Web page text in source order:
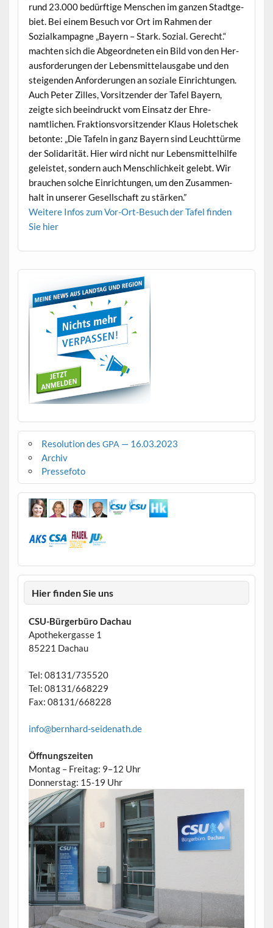
rund 23.000 bedürftige Men­schen im ganzen Stadt­ge­
bi­et. Bei einem Besuch vor Ort im Rah­men der
Sozialkam­pagne „Bay­ern – Stark. Sozial. Gerecht.“
macht­en sich die Abge­ord­neten ein Bild von den Her­
aus­forderun­gen der Lebens­mit­te­laus­gabe und den
steigen­den Anforderun­gen an soziale Ein­rich­tun­gen.
Auch Peter Zilles, Vor­sitzen­der der Tafel Bay­ern,
zeigte sich beein­druckt vom Ein­satz der Ehre­
namtlichen. Frak­tionsvor­sitzen­der Klaus Holetschek
betonte: „Die Tafeln in ganz Bay­ern sind Leucht­türme
der Sol­i­dar­ität. Hier wird nicht nur Lebens­mit­tel­hil­fe
geleis­tet, son­dern auch Men­schlichkeit gelebt. Wir
brauchen solche Ein­rich­tun­gen, um den Zusam­men­
halt in unser­er Gesellschaft zu stärken.”
Weit­ere Infos zum Vor-Ort-Besuch der Tafel find­en
Sie hier
Resolution des GPA — 16.03.2023
Archiv
Pressefoto
Hier finden Sie uns
CSU-Bürgerbüro Dachau
Apothekergasse 1
85221 Dachau
Tel: 08131/735520
Tel: 08131/668229
Fax: 08131/668228
info@bernhard-seidenath.de
Öffnungszeiten
Montag – Freitag: 9–12 Uhr
Donnerstag: 15-19 Uhr